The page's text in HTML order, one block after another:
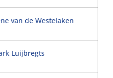
van de Westelaken
Luijbregts